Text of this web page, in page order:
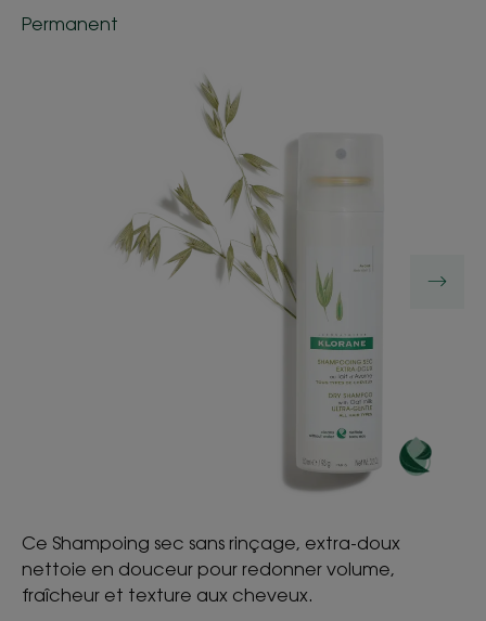
Permanent
Ce Shampoing sec sans rinçage, extra-doux
nettoie en douceur pour redonner volume,
fraîcheur et texture aux cheveux.